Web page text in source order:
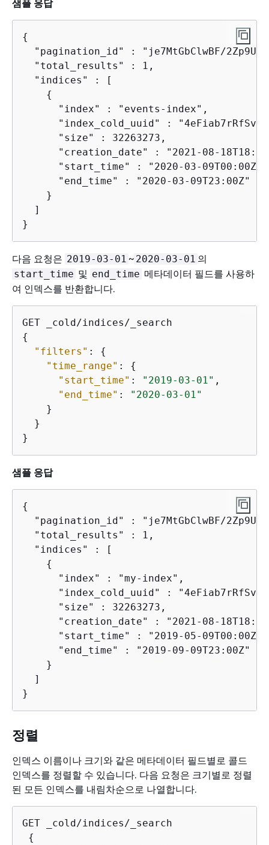
샘플 응답
{
"pagination_id" : "je7MtGbClwBF/
  "total_results" : 1,
  "indices" : [
{
      "index" : "events-index",
"index_cold_uuid" :
      "size" : 32263273,
"creation_date" : "2021-08-
      "start_time" : "2020-03-09T00:00Z",
      "end_time" : "2020-03-09T23:00Z"
    }
  ]
}
다음 요청은 2019-03-01 ~ 2020-03-01 의
start_time 및 end_time 메타데이터 필드를 사용하
여 인덱스를 반환합니다.
{
"filters" : {
"time_range" : {
"start_time" : "2019-03-01" ,
"end_time" :
"2020-03-01"
    }
  }
}
샘플 응답
{
"pagination_id" : "je7MtGbClwBF/
  "total_results" : 1,
  "indices" : [
{
      "index" : "my-index",
"index_cold_uuid" :
      "size" : 32263273,
"creation_date" : "2021-08-
      "start_time" : "2019-05-09T00:00Z",
      "end_time" : "2019-09-09T23:00Z"
    }
  ]
}
정렬
인덱스 이름이나 크기와 같은 메타데이터 필드별로 콜드
인덱스를 정렬할 수 있습니다. 다음 요청은 크기별로 정렬
된 모든 인덱스를 내림차순으로 나열합니다.
GET _cold/indices/_search
{